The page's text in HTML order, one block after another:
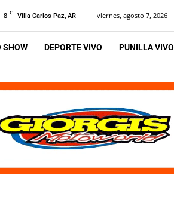
8 C Villa Carlos Paz, AR viernes, agosto 7, 2026
SHOW DEPORTE VIVO PUNILLA VIVO